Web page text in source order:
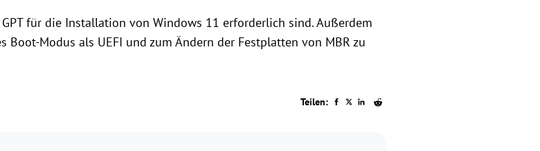
für die Installation von Windows 11 erforderlich sind. Außerdem
Modus als UEFI und zum Ändern der Festplatten von MBR zu
Teilen: